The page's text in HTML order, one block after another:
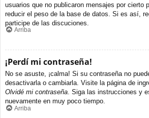
usuarios que no publicaron mensajes por cierto
reducir el peso de la base de datos. Si es así,
participe de las discuciones.
Arriba
¡Perdí mi contraseña!
No se asuste, ¡calma! Si su contraseña no
desactivarla o cambiarla. Visite la página de
Olvidé mi contraseña. Siga las instrucciones y
nuevamente en muy poco tiempo.
Arriba